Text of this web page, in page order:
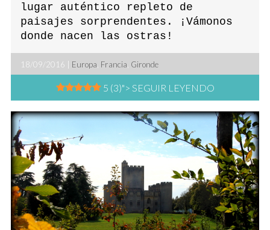
lugar auténtico repleto de
paisajes sorprendentes. ¡Vámonos
donde nacen las ostras!
18/09/2016 | Europa, Francia, Gironde
5 (3)"> SEGUIR LEYENDO